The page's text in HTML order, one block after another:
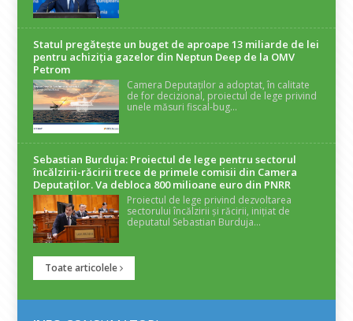
Statul pregătește un buget de aproape 13 miliarde de lei
pentru achiziția gazelor din Neptun Deep de la OMV
Petrom
Camera Deputaților a adoptat, în calitate
de for decizional, proiectul de lege privind
unele măsuri fiscal-bug...
Sebastian Burduja: Proiectul de lege pentru sectorul
încălzirii-răcirii trece de primele comisii din Camera
Deputaților. Va debloca 800 milioane euro din PNRR
Proiectul de lege privind dezvoltarea
sectorului încălzirii și răcirii, inițiat de
deputatul Sebastian Burduja...
Toate articolele